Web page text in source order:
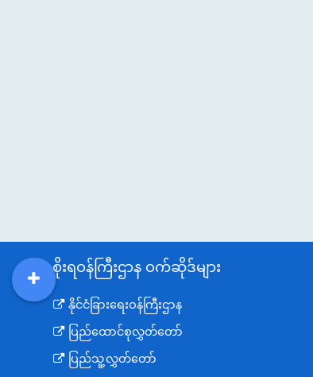
အစိုးရဝန်ကြီးဌာန ဝက်ဆိုဒ်များ
နိုင်ငံခြားရေးဝန်ကြီးဌာန
ပြည်ထောင်စုလွှတ်တော်
ပြည်သူ့လွှတ်တော်
DDM